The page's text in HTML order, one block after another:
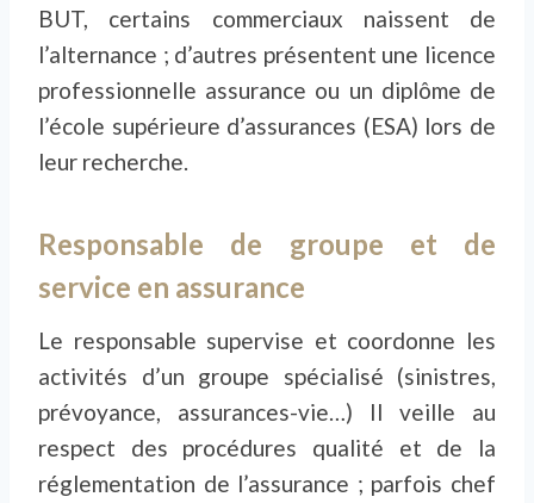
BUT, certains commerciaux naissent de
l’alternance ; d’autres présentent une licence
professionnelle assurance ou un diplôme de
l’école supérieure d’assurances (ESA) lors de
leur recherche.
Responsable de groupe et de
service en assurance
Le responsable supervise et coordonne les
activités d’un groupe spécialisé (sinistres,
prévoyance, assurances-vie…) Il veille au
respect des procédures qualité et de la
réglementation de l’assurance ; parfois chef